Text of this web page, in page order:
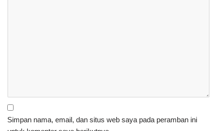
Simpan nama, email, dan situs web saya pada peramban ini